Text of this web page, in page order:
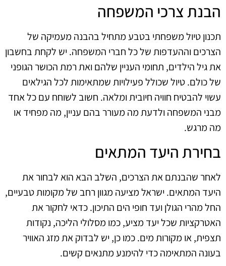
הבנת צרכי המשפחה
תכנון טיול משפחתי בטבע מתחיל בהבנה מעמיקה של
הצרכים וההעדפות של כל חברי המשפחה. יש לקחת בחשבון
את גיל הילדים, תחומי העניין שלהם ואת רמת הכושר הגופני
של כולם. טיול שכולל פעילויות שמתאימות לכל הגילאים
עשוי להבטיח חוויה חיובית ומלאה. חשוב לשוחח עם כל אחד
מבני המשפחה ולדעת מה מעורר בהם עניין, מה מפחיד או
מה מרגש.
בחירת היעד המתאים
לאחר שהבנתם את הצרכים, השלב הבא הוא לבחור את
היעד המתאים. ישראל מציעה מגוון רחב של מקומות טבעיים,
החל מהרי הגולן ועד חופי הים התיכון. כדאי לחקור את
האטרקציות שכל יעד מציע, כמו מסלולי הליכה, נקודות
תצפית, או מקורות מים. כמו כן, יש לבדוק את מזג האוויר
בעונה המתאימה כדי להימנע מתנאים קשים.